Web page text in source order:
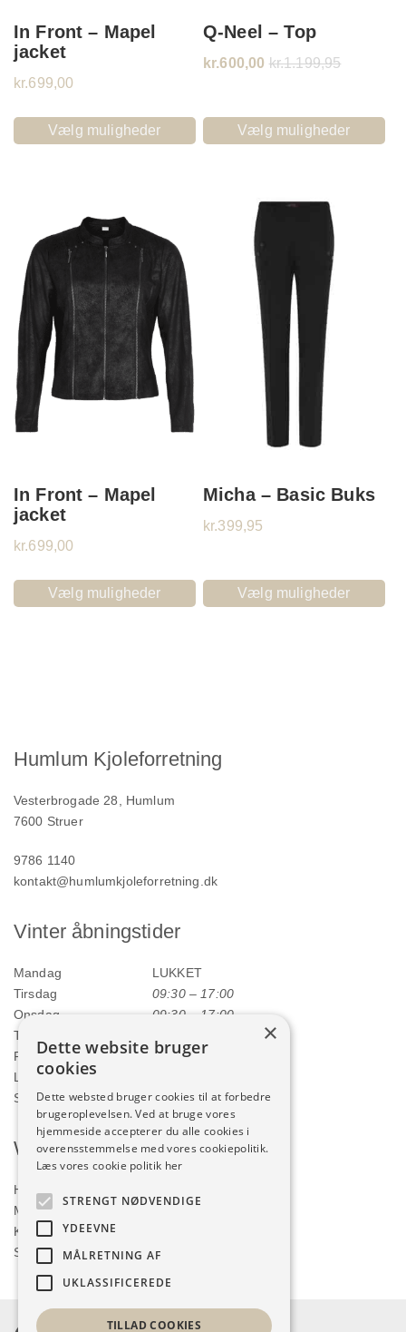
In Front – Mapel
jacket
kr.699,00
Vælg muligheder
Q-Neel – Top
kr.600,00 kr.1.199,95
Vælg muligheder
In Front – Mapel
jacket
kr.699,00
Vælg muligheder
Micha – Basic Buks
kr.399,95
Vælg muligheder
Humlum Kjoleforretning
Vesterbrogade 28, Humlum
7600 Struer
9786 1140
kontakt@humlumkjoleforretning.dk
Vinter åbningstider
Mandag
LUKKET
Tirsdag
09:30 – 17:00
Onsdag
09:30 – 17:00
Torsdag
Fredag
09:30 – 17:00
Lørdag
Søndag
LUKKET
Webshop
Handelsbetingelser
Min konto
Kurv
Shop
×
Dette website bruger
cookies
Dette websted bruger cookies til at forbedre
brugeroplevelsen. Ved at bruge vores
hjemmeside accepterer du alle cookies i
overensstemmelse med vores cookiepolitik.
Læs vores cookie politik her
STRENGT NØDVENDIGE
YDEEVNE
MÅLRETNING AF
UKLASSIFICEREDE
TILLAD COOKIES